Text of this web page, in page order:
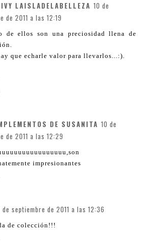
LAISLADELABELLEZA 10 de
de 2011 a las 12:19
de ellos son una preciosidad llena de
que echarle valor para llevarlos...:).
DE SUSANITA 10 de
de 2011 a las 12:29
impresionantes
de septiembre de 2011 a las 12:36
de colección!!!